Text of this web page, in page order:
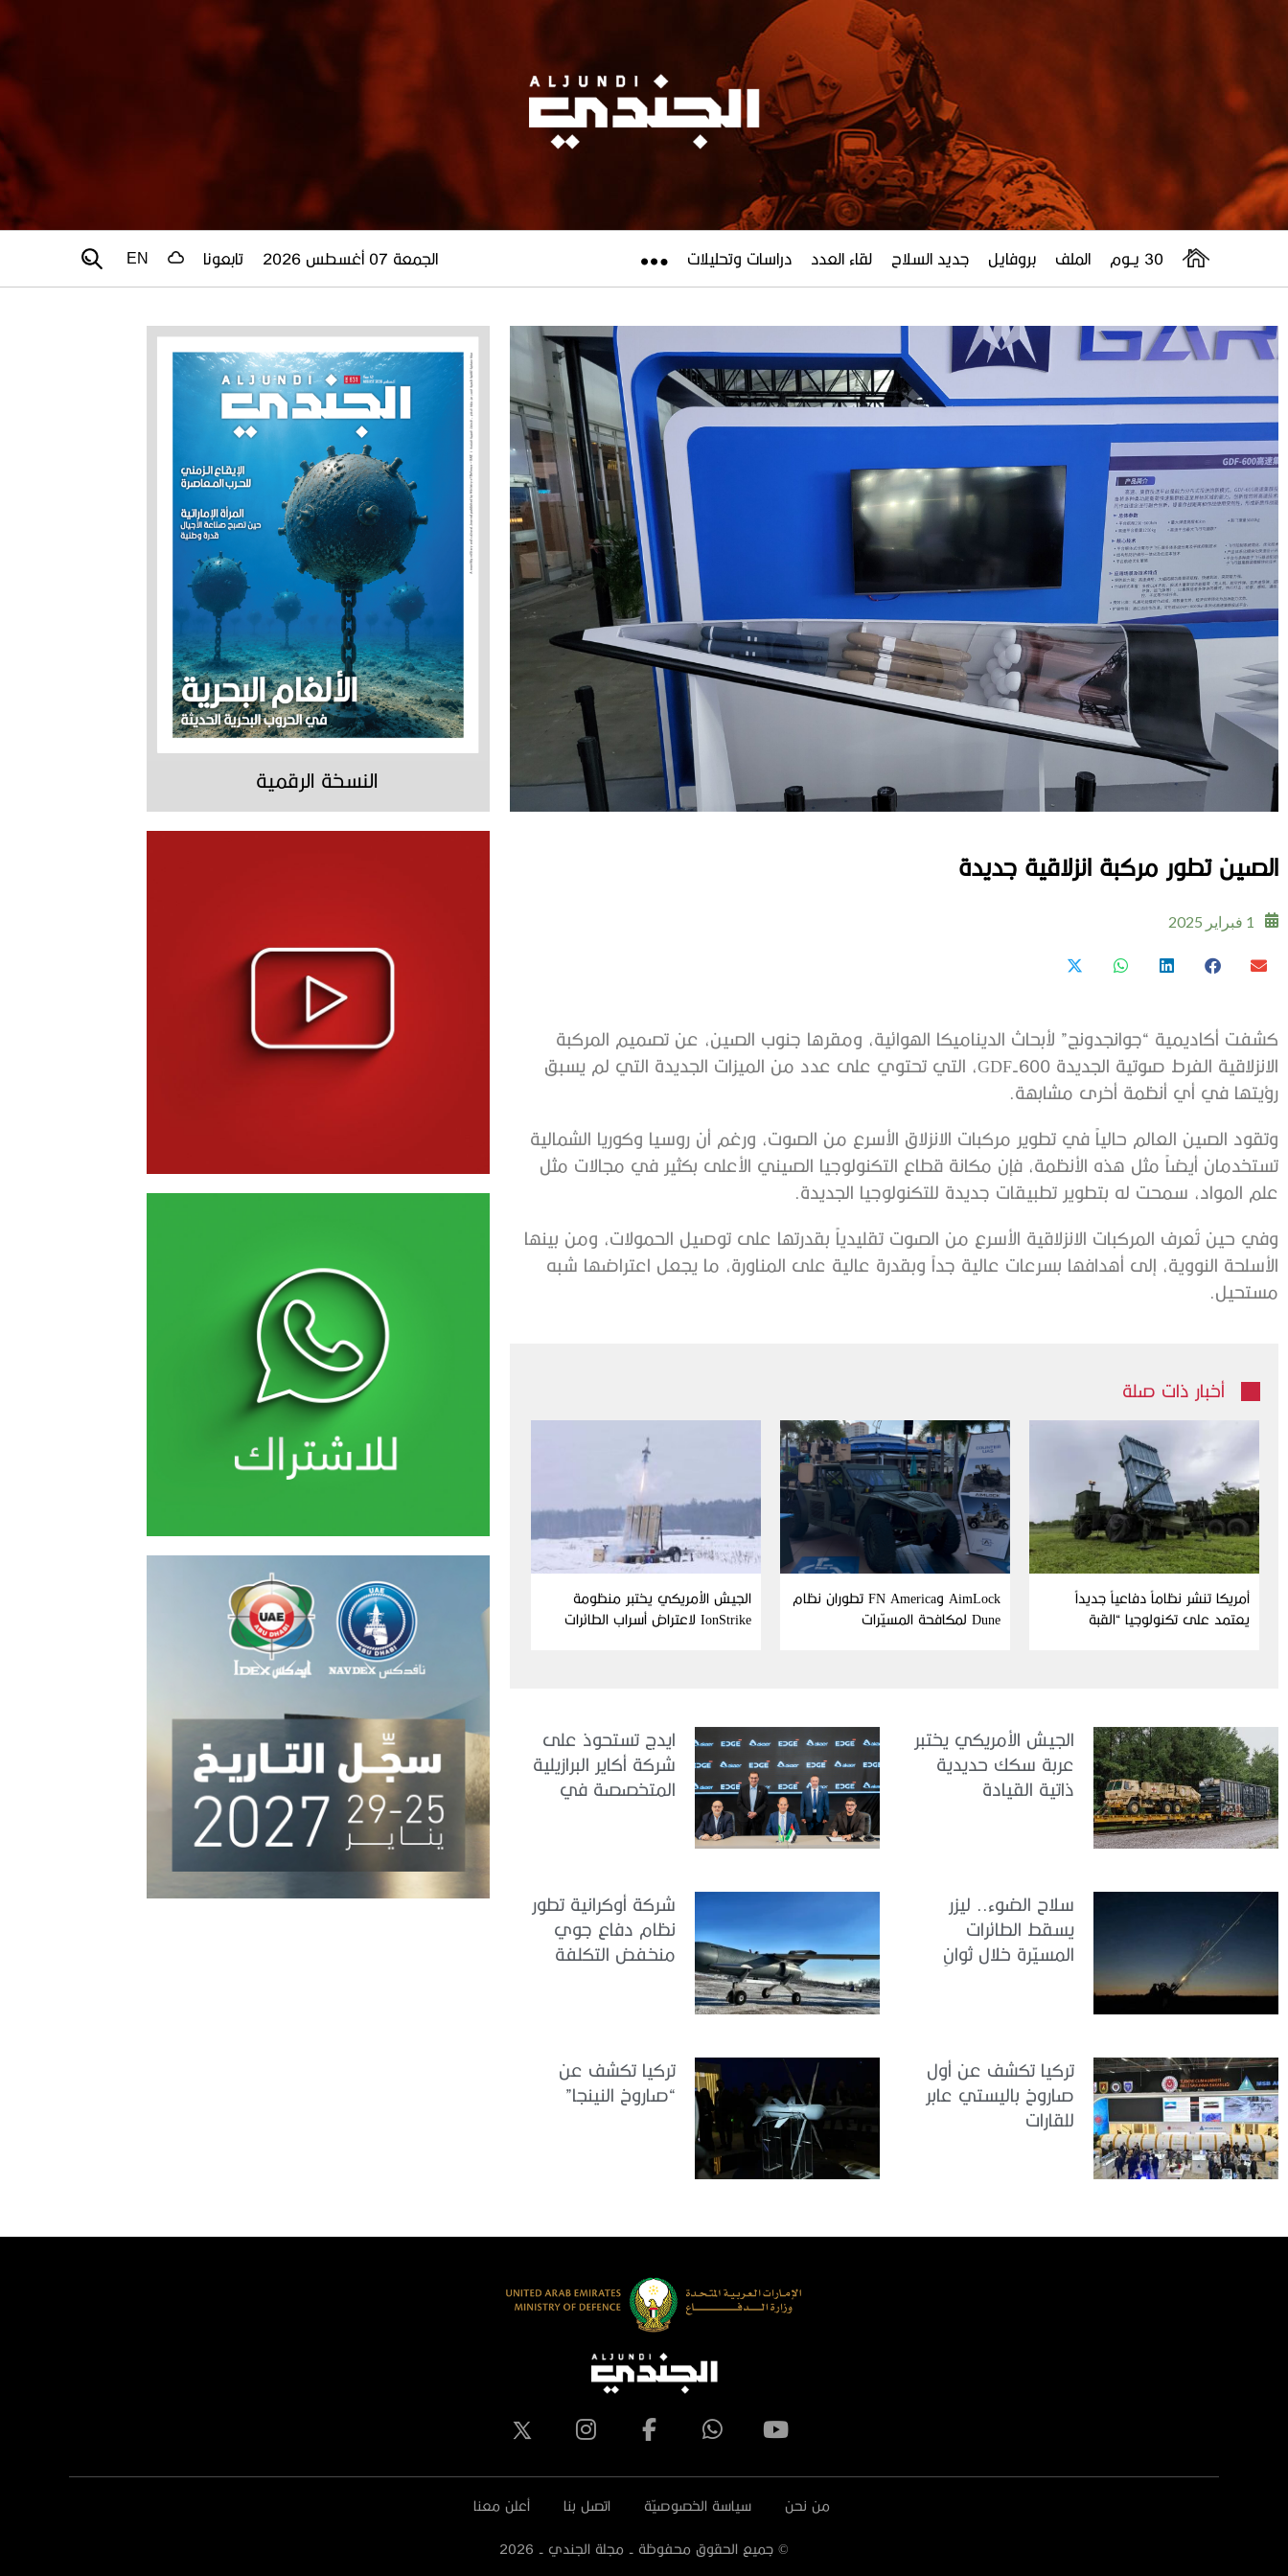
30 يــوم الملف بروفايل جديد السلاح لقاء العدد دراسات وتحليلات الجمعة 07 أغسطس 2026 تابعونا EN
الصين تطور مركبة انزلاقية جديدة
1 فبراير 2025
كشفت أكاديمية “جوانجدونج” لأبحاث الديناميكا الهوائية، ومقرها جنوب الصين، عن تصميم المركبة
الانزلاقية الفرط صوتية الجديدة GDF-600، التي تحتوي على عدد من الميزات الجديدة التي لم يسبق
رؤيتها في أي أنظمة أخرى مشابهة.
وتقود الصين العالم حالياً في تطوير مركبات الانزلاق الأسرع من الصوت، ورغم أن روسيا وكوريا الشمالية
تستخدمان أيضاً مثل هذه الأنظمة، فإن مكانة قطاع التكنولوجيا الصيني الأعلى بكثير في مجالات مثل
علم المواد، سمحت له بتطوير تطبيقات جديدة للتكنولوجيا الجديدة.
وفي حين تُعرف المركبات الانزلاقية الأسرع من الصوت تقليدياً بقدرتها على توصيل الحمولات، ومن بينها
الأسلحة النووية، إلى أهدافها بسرعات عالية جداً وبقدرة عالية على المناورة، ما يجعل اعتراضها شبه
مستحيل.
أخبار ذات صلة
أمريكا تنشر نظاماً دفاعياً جديداً
يعتمد على تكنولوجيا “القبة
AimLock وFN America تطوران نظام
Dune لمكافحة المسيّرات
الجيش الأمريكي يختبر منظومة
IonStrike لاعتراض أسراب الطائرات
الجيش الأمريكي يختبر
عربة سكك حديدية
ذاتية القيادة
ايدج تستحوذ على
شركة أكاير البرازيلية
المتخصصة في
سلاح الضوء.. ليزر
يسقط الطائرات
المسيّرة خلال ثوانٍ
شركة أوكرانية تطور
نظام دفاع جوي
منخفض التكلفة
تركيا تكشف عن أول
صاروخ باليستي عابر
للقارات
تركيا تكشف عن
“صاروخ النينجا”
النسخة الرقمية
من نحن سياسة الخصوصيّة اتصل بنا أعلن معنا
© جميع الحقوق محفوظة - مجلة الجندي - 2026